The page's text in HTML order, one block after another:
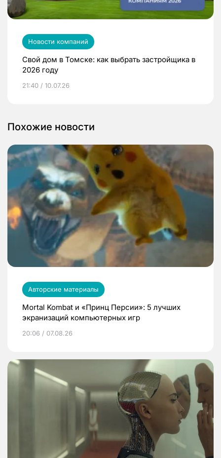
Новости компаний
Свой дом в Томске: как выбрать застройщика в
2026 году
21:40 / 10.07.26
Похожие новости
Авторские материалы
Mortal Kombat и «Принц Персии»: 5 лучших
экранизаций компьютерных игр
20:06 / 07.08.26